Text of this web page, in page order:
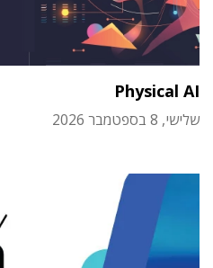
Physical AI
שלישי, 8 בספטמבר 2026